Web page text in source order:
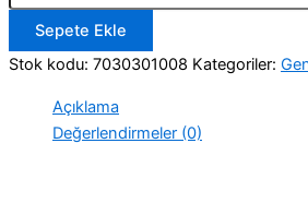
Ayarlanabilir
Otomatik
Pipet
10-
Sepete Ekle
Stok kodu: 7030301008 Kategoriler:
Açıklama
Değerlendirmeler (0)